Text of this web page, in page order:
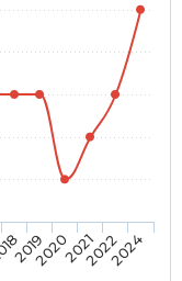
20192020202120222024